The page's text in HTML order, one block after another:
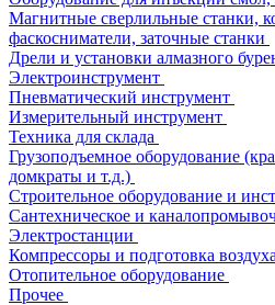
Магнитные сверлильные станки,
фаскосниматели, заточные станки
Дрели и установки алмазного
Электроинструмент
Пневматический инструмент
Измерительный инструмент
Техника для склада
Грузоподъемное оборудование
домкраты и т.д.)
Строительное оборудование и
Сантехническое и
Электростанции
Компрессоры и подготовка воздуха
Отопительное оборудование
Прочее